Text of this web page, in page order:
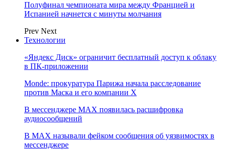
Полуфинал чемпионата мира между Францией и
Испанией начнется с минуты молчания
Prev Next
Технологии
«Яндекс Диск» ограничит бесплатный доступ к облаку
в ПК-приложении
Monde: прокуратура Парижа начала расследование
против Маска и его компании X
В мессенджере MAX появилась расшифровка
аудиосообщений
В МAX называли фейком сообщения об уязвимостях в
мессенджере